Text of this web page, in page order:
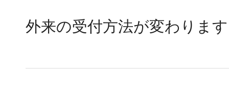
外来の受付方法が変わりま